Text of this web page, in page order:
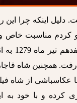
اینکه چرا این
کردم مناسبت خاص
سینما
از شاه
و با خود به